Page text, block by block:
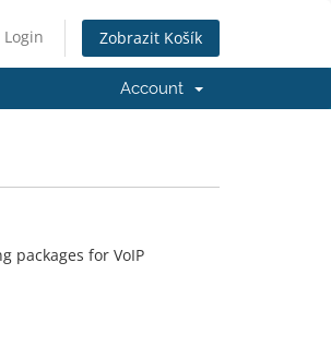
Login Zobrazit Košík
Account
packages for VoIP